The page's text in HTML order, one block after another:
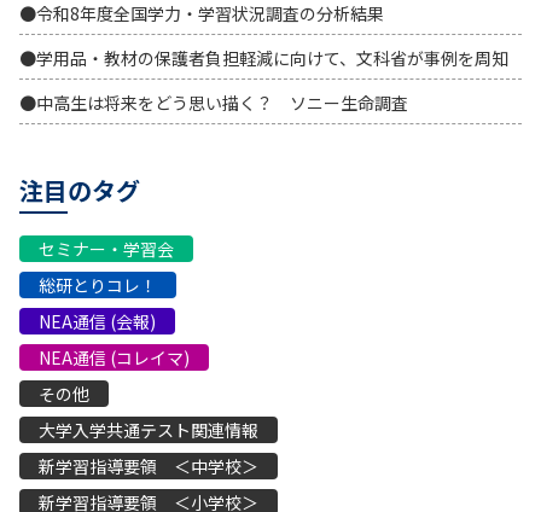
●令和8年度全国学力・学習状況調査の分析結果
●学用品・教材の保護者負担軽減に向けて、文科省が事例を周知
●中高生は将来をどう思い描く？ ソニー生命調査
注目のタグ
セミナー・学習会
総研とりコレ！
NEA通信 (会報)
NEA通信 (コレイマ)
その他
大学入学共通テスト関連情報
新学習指導要領 ＜中学校＞
新学習指導要領 ＜小学校＞